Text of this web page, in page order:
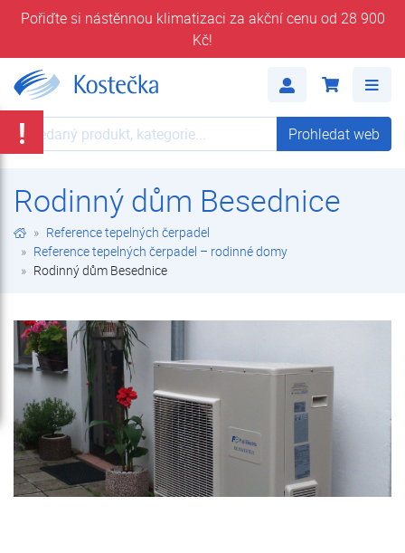
Pořiďte si nástěnnou klimatizaci za akční cenu od 28 900
Kč!
Prohledat web Prohledat web
Rodinný dům Besednice
Reference tepelných čerpadel
Reference tepelných čerpadel – rodinné domy
Rodinný dům Besednice
!